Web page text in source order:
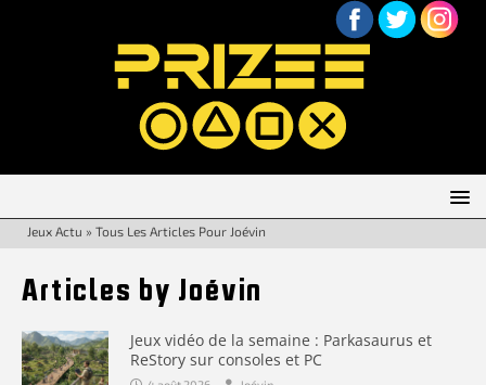
Jeux Actu » Tous Les Articles Pour Joévin
Articles by Joévin
Jeux vidéo de la semaine : Parkasaurus et
ReStory sur consoles et PC